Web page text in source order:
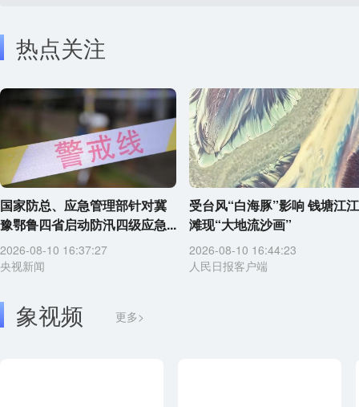
热点关注
国家防总、应急管理部针对冀
豫鄂鲁四省启动防汛四级应急...
2026-08-10 16:37:27
央视新闻
受台风“白海豚”影响 钱塘江江
滩现“大地流沙画”
2026-08-10 16:44:23
人民日报客户端
象视频 更多>